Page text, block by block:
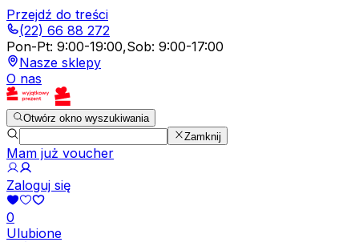
Przejdź do treści
(22) 66 88 272
Pon-Pt: 9:00-19:00,Sob: 9:00-17:00
Nasze sklepy
O nas
Otwórz okno wyszukiwania
Zamknij
Mam już voucher
Zaloguj się
0
Ulubione